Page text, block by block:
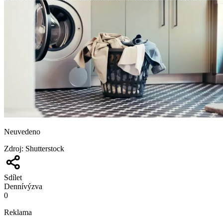
Neuvedeno
Zdroj: Shutterstock
Sdílet
Dennívýzva
0
Reklama